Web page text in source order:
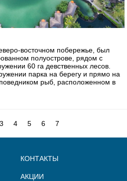
восточном побережье, был
полуострове, рядом с
60 га девственных лесов.
парка на берегу и прямо на
рыб, расположенном в
3 4 5 6 7
КОНТАКТЫ
АКЦИИ